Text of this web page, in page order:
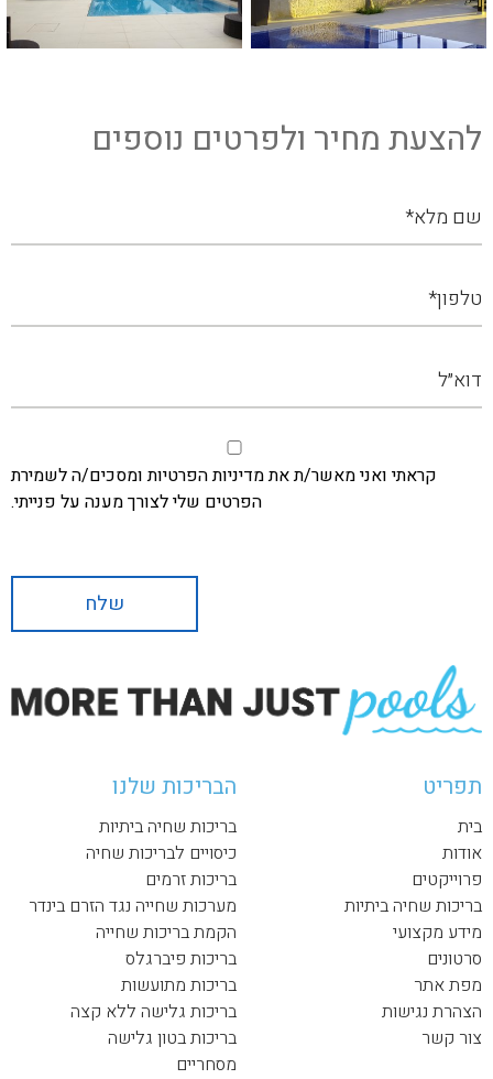
להצעת מחיר ולפרטים נוספים
קראתי ואני מאשר/ת את מדיניות הפרטיות ומסכים/ה לשמירת
הפרטים שלי לצורך מענה על פנייתי.
תפריט
בית
אודות
פרוייקטים
בריכות שחיה ביתיות
מידע מקצועי
סרטונים
מפת אתר
הצהרת נגישות
צור קשר
הבריכות שלנו
בריכות שחיה ביתיות
כיסויים לבריכות שחיה
בריכות זרמים
מערכות שחייה נגד הזרם בינדר
הקמת בריכות שחייה
בריכות פיברגלס
בריכות מתועשות
בריכות גלישה ללא קצה
בריכות בטון גלישה
מסחריים